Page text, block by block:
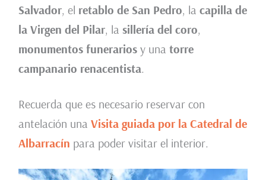
Salvador, el retablo de San Pedro, la capilla de
la Virgen del Pilar, la sillería del coro,
monumentos funerariosy una torre
campanario renacentista.
Recuerda que es necesario reservar con
antelación una Visita guiada por la Catedral de
Albarracín para poder visitar el interior.